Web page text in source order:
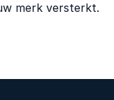
merk versterkt.